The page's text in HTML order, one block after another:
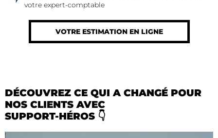
votre expert-comptable
VOTRE ESTIMATION EN LIGNE
DÉCOUVREZ CE QUI A CHANGÉ POUR
NOS CLIENTS AVEC
SUPPORT-HÉROS 👇